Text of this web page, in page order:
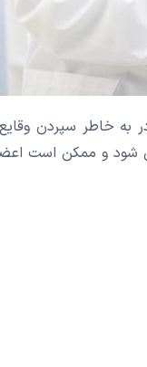
به خاطر سپردن
می شود و ممکن است